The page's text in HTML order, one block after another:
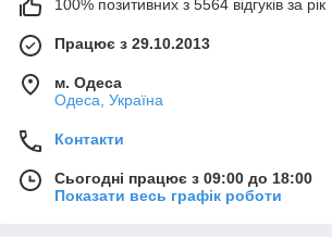
100% позитивних з 5564 відгуків за рік
Працює з 29.10.2013
м. Одеса
Одеса, Україна
Контакти
Сьогодні працює з 09:00 до 18:00
Показати весь графік роботи